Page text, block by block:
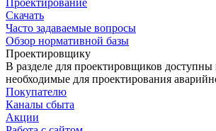
Проектирование
Скачать
Часто задаваемые вопросы
Обзор нормативной базы
Проектировщику
В разделе для проектировщиков
необходимые для проектирования
Покупателю
Каналы сбыта
Акции